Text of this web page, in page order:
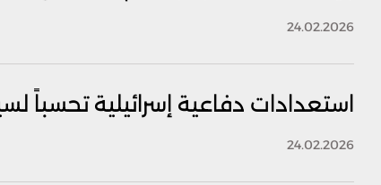
24.02.2026
استعدادات دفاعية إسرائيلية تحسباً
24.02.2026